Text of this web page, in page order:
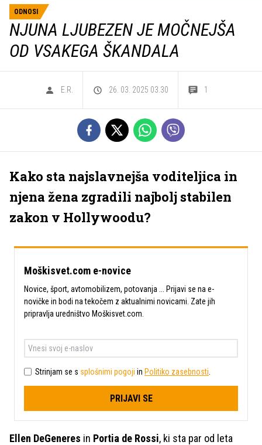
ODNOSI
NJUNA LJUBEZEN JE MOČNEJŠA
OD VSAKEGA ŠKANDALA
E.R. 26. 03. 2025 03.30 1
Kako sta najslavnejša voditeljica in
njena žena zgradili najbolj stabilen
zakon v Hollywoodu?
Moškisvet.com e-novice
Novice, šport, avtomobilizem, potovanja ... Prijavi se na e-
novičke in bodi na tekočem z aktualnimi novicami. Zate jih
pripravlja uredništvo Moškisvet.com.
Strinjam se s splošnimi pogoji in Politiko zasebnosti
PRIJAVI SE
Ellen DeGeneres in Portia de Rossi, ki sta par od leta